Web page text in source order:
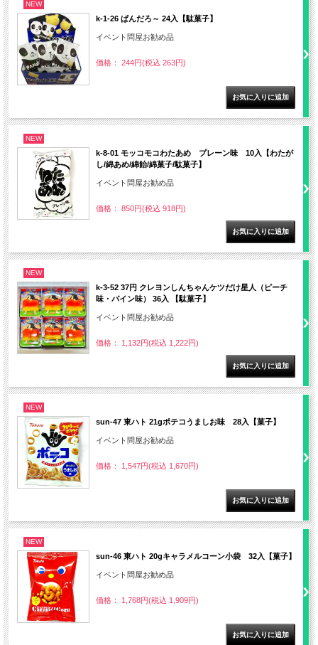
NEW
k-1-26 ぱんだろ～ 24入【駄菓子】
イベント問屋お勧め品
価格： 244円(税込 263円)
NEW
k-8-01 モッコモコわたあめ プレーン味 10入【わたが
し/綿あめ/綿飴/綿菓子/駄菓子】
イベント問屋お勧め品
価格： 850円(税込 918円)
NEW
k-3-52 37円 クレヨンしんちゃんケツだけ星人（ピーチ
味・パイン味） 36入 【駄菓子】
イベント問屋お勧め品
価格： 1,132円(税込 1,222円)
NEW
sun-47 東ハト 21gポテコうましお味 28入【菓子】
イベント問屋お勧め品
価格： 1,547円(税込 1,670円)
NEW
sun-46 東ハト 20gキャラメルコーン小袋 32入【菓子】
イベント問屋お勧め品
価格： 1,768円(税込 1,909円)